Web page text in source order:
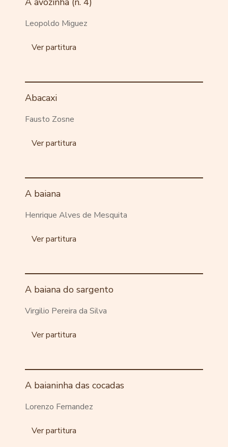
Leopoldo Miguez
Ver partitura
Abacaxi
Fausto Zosne
Ver partitura
A baiana
Henrique Alves de Mesquita
Ver partitura
A baiana do sargento
Virgilio Pereira da Silva
Ver partitura
A baianinha das cocadas
Lorenzo Fernandez
Ver partitura